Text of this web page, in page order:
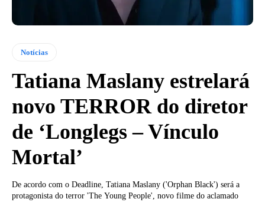
Notícias
Tatiana Maslany estrelará
novo TERROR do diretor
de ‘Longlegs – Vínculo
Mortal’
De acordo com o Deadline, Tatiana Maslany ('Orphan Black') será a
protagonista do terror 'The Young People', novo filme do aclamado